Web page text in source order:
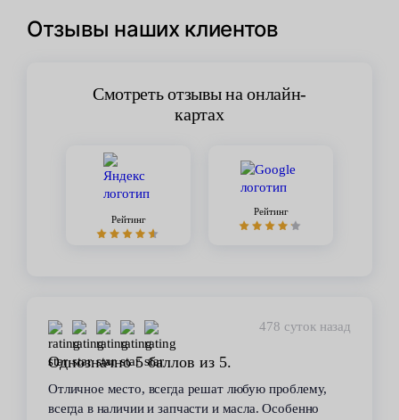
Отзывы наших клиентов
Смотреть отзывы на онлайн-
картах
Рейтинг
Рейтинг
478 суток назад
Однозначно 5 баллов из 5.
Отличное место, всегда решат любую проблему,
всегда в наличии и запчасти и масла. Особенно